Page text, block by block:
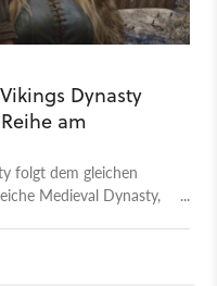
Dynasty
am
folgt dem gleichen
Medieval Dynasty,